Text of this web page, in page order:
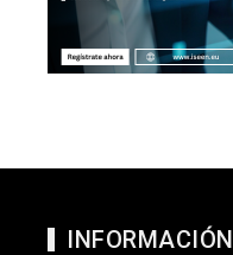
INFORMACIÓN